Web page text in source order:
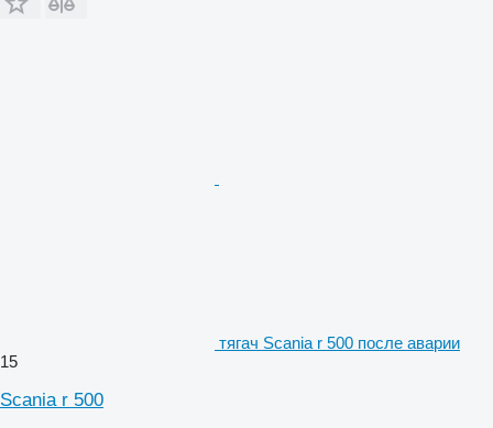
тягач Scania r 500 после аварии
15
Scania r 500